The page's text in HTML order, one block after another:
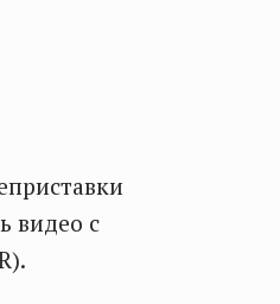
видео с